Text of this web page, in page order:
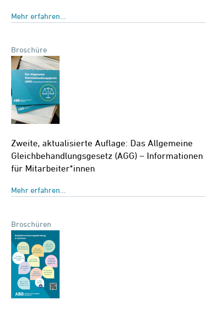
Mehr erfahren...
Broschüre
Zweite, aktualisierte Auflage: Das Allgemeine
Gleichbehandlungsgesetz (AGG) – Informationen
für Mitarbeiter*innen
Mehr erfahren...
Broschüren